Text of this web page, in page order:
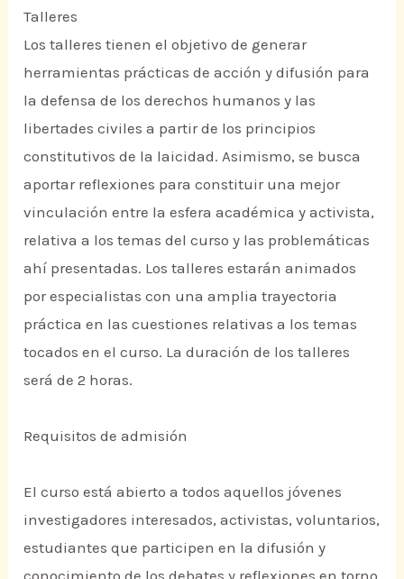
Talleres
Los talleres tienen el objetivo de generar
herramientas prácticas de acción y difusión para
la defensa de los derechos humanos y las
libertades civiles a partir de los principios
constitutivos de la laicidad. Asimismo, se busca
aportar reflexiones para constituir una mejor
vinculación entre la esfera académica y activista,
relativa a los temas del curso y las problemáticas
ahí presentadas. Los talleres estarán animados
por especialistas con una amplia trayectoria
práctica en las cuestiones relativas a los temas
tocados en el curso. La duración de los talleres
será de 2 horas.
Requisitos de admisión
El curso está abierto a todos aquellos jóvenes
investigadores interesados, activistas, voluntarios,
estudiantes que participen en la difusión y